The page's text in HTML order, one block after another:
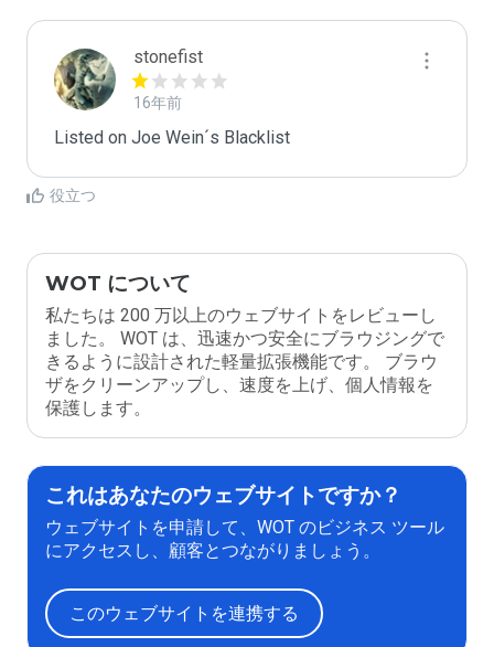
stonefist
16年前
Listed on Joe Wein´s Blacklist
役立つ
WOT について
私たちは 200 万以上のウェブサイトをレビューし
ました。 WOT は、迅速かつ安全にブラウジングで
きるように設計された軽量拡張機能です。 ブラウ
ザをクリーンアップし、速度を上げ、個人情報を
保護します。
これはあなたのウェブサイトですか？
ウェブサイトを申請して、WOT のビジネス ツール
にアクセスし、顧客とつながりましょう。
このウェブサイトを連携する